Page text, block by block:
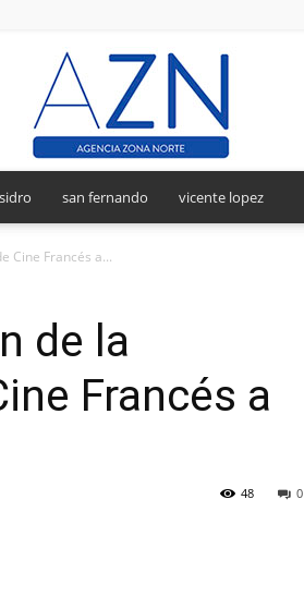
san fernando vicente lopez
Cine Francés a...
de la
Francés a
0
48